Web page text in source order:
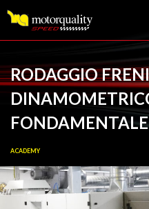
RODAGGIO
FONDAMENTALE
ACADEMY